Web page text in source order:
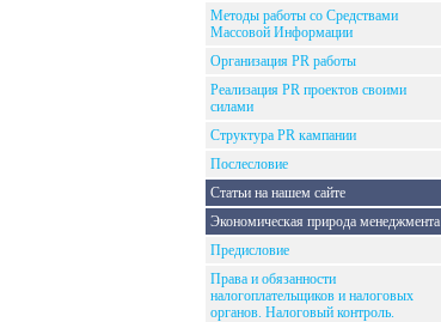
Методы работы со Средствами
Массовой Информации
Организация PR работы
Реализация PR проектов своими
силами
Структура PR кампании
Послесловие
Статьи на нашем сайте
Экономическая природа менеджмента
Предисловие
Права и обязанности
налогоплательщиков и налоговых
органов. Налоговый контроль.